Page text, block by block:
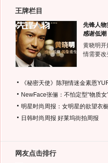
王牌栏目
先锋人物
感谢低潮
黄晓明开
情需要
《秘密天使》陈翔情迷金素恩
NewFace张俪：不怕定型“物质女
明星时尚周报：女明星的欲望衣
日韩时尚周报 好莱坞街拍周报
网友点击排行